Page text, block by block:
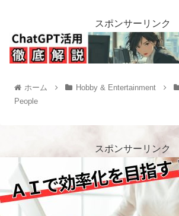
スポンサーリンク
ホーム Hobby & Entertainment
People
スポンサーリンク